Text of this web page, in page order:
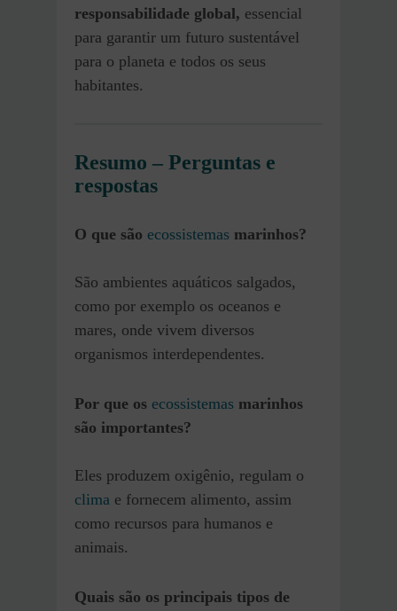
responsabilidade global, essencial
para garantir um futuro sustentável
para o planeta e todos os seus
habitantes.
Resumo – Perguntas e
respostas
O que são ecossistemas marinhos?
São ambientes aquáticos salgados,
como por exemplo os oceanos e
mares, onde vivem diversos
organismos interdependentes.
Por que os ecossistemas marinhos
são importantes?
Eles produzem oxigênio, regulam o
clima e fornecem alimento, assim
como recursos para humanos e
animais.
Quais são os principais tipos de